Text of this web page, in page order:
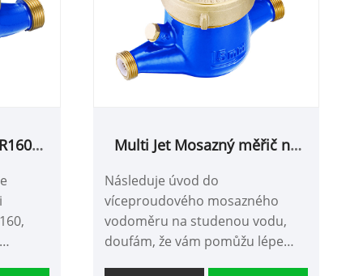
Multi Jet Mosazný měřič na
Následuje úvod do
víceproudového mosazného
vodoměru na studenou vodu,
doufám, že vám pomůžu lépe